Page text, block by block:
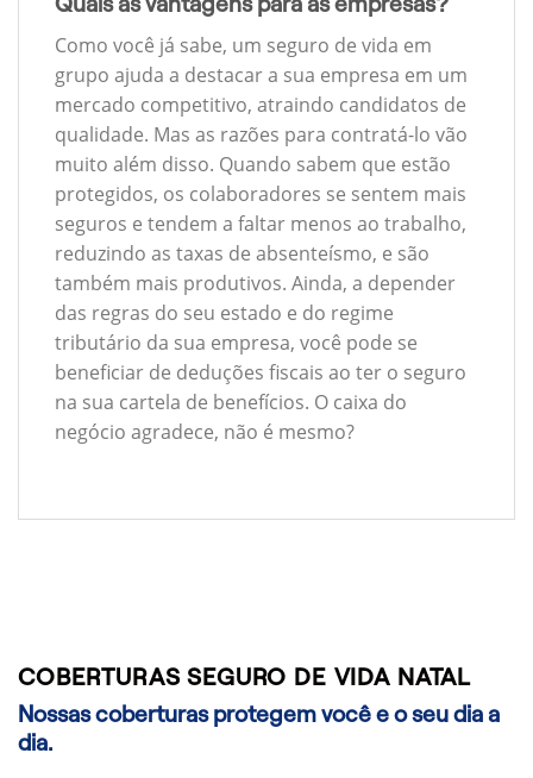
Como você já sabe, um seguro de vida em
grupo ajuda a destacar a sua empresa em um
mercado competitivo, atraindo candidatos de
qualidade. Mas as razões para contratá-lo vão
muito além disso. Quando sabem que estão
protegidos, os colaboradores se sentem mais
seguros e tendem a faltar menos ao trabalho,
reduzindo as taxas de absenteísmo, e são
também mais produtivos. Ainda, a depender
das regras do seu estado e do regime
tributário da sua empresa, você pode se
beneficiar de deduções fiscais ao ter o seguro
na sua cartela de benefícios. O caixa do
negócio agradece, não é mesmo?
COBERTURAS SEGURO DE VIDA NATAL
Nossas coberturas protegem você e o seu dia a
dia.